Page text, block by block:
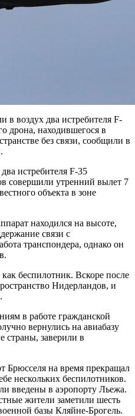
в воздух два истребителя F-
дрона, находившегося в
без связи, сообщили в
истребителя F-35
совершили утренний вылет 7
объекта в зоне
находился на высоте,
связи с
транспондера, однако он
беспилотник. Вскоре после
Нидерландов, и
в работе гражданской
вернулись на авиабазу
страны, заверили в
Брюсселя на время прекращал
нескольких беспилотников.
введены в аэропорту Льежа.
жители заметили шесть
базы Кляйне-Брогель.